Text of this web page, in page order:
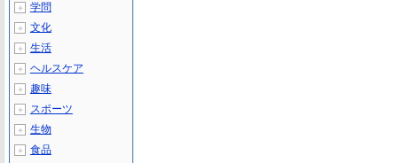
＋ 学問
＋ 文化
＋ 生活
＋ ヘルスケア
＋ 趣味
＋ スポーツ
＋ 生物
＋ 食品